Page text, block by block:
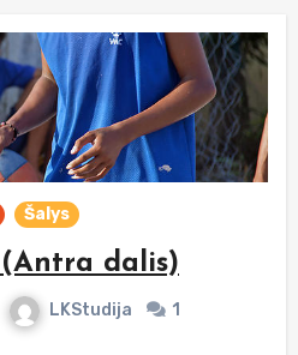
Šalys
dalis)
LKStudija 1